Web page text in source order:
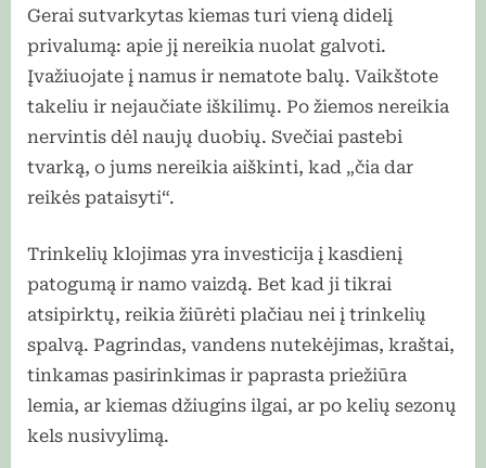
Gerai sutvarkytas kiemas turi vieną didelį
privalumą: apie jį nereikia nuolat galvoti.
Įvažiuojate į namus ir nematote balų. Vaikštote
takeliu ir nejaučiate iškilimų. Po žiemos nereikia
nervintis dėl naujų duobių. Svečiai pastebi
tvarką, o jums nereikia aiškinti, kad „čia dar
reikės pataisyti“.
Trinkelių klojimas yra investicija į kasdienį
patogumą ir namo vaizdą. Bet kad ji tikrai
atsipirktų, reikia žiūrėti plačiau nei į trinkelių
spalvą. Pagrindas, vandens nutekėjimas, kraštai,
tinkamas pasirinkimas ir paprasta priežiūra
lemia, ar kiemas džiugins ilgai, ar po kelių sezonų
kels nusivylimą.